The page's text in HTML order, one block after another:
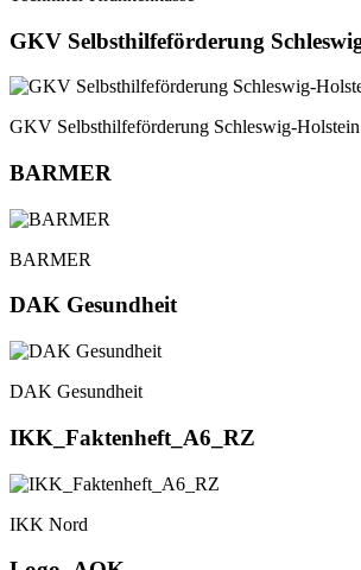
GKV Selbsthilfeförderung
GKV Selbsthilfeförderung Schleswig-Holstein
BARMER
BARMER
DAK Gesundheit
DAK Gesundheit
IKK_Faktenheft_A6_RZ
IKK Nord